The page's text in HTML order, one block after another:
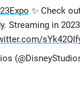
✨ Check
. Streaming in